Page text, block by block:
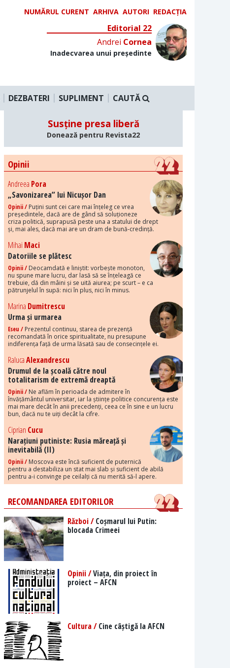
NUMĂRUL CURENT ARHIVA AUTORI REDACȚIA
Editorial 22
Andrei Cornea
Inadecvarea unui președinte
DEZBATERI SUPLIMENT CAUTĂ
Susține presa liberă
Donează pentru Revista22
Opinii
Andreea Pora
„Savonizarea” lui Nicușor Dan
Opinii / Puțini sunt cei care mai înțeleg ce vrea
președintele, dacă are de gând să soluționeze
criza politică, suprapusă peste una a statului de drept
și, mai ales, dacă mai are un dram de bună-credință.
Mihai Maci
Datoriile se plătesc
Opinii / Deocamdată e liniștit: vorbește monoton,
nu spune mare lucru, dar lasă să se înțeleagă ce
trebuie, dă din mâini și se uită aiurea; pe scurt – e ca
pătrunjelul în supă: nici în plus, nici în minus.
Marina Dumitrescu
Urma și urmarea
Eseu / Prezentul continuu, starea de prezență
recomandată în orice spiritualitate, nu presupune
indiferența față de urma lăsată sau de consecințele ei.
RalucaAlexandrescu
Drumul de la școală către noul
totalitarism de extremă dreaptă
Opinii / Ne aflăm în perioada de admitere în
învățământul universitar, iar la științe politice concurența este
mai mare decât în anii precedenți, ceea ce în sine e un lucru
bun, dacă nu te uiți decât la cifre.
Ciprian Cucu
Narațiuni putiniste: Rusia măreață și
inevitabilă (II)
Opinii / Moscova este încă suficient de puternică
pentru a destabiliza un stat mai slab și suficient de abilă
pentru a-i convinge pe ceilalți că nu merită să-l apere.
RECOMANDAREA EDITORILOR
Război /Coșmarul lui Putin:
blocada Crimeei
Opinii /Viața, din proiect în
proiect – AFCN
Cultura /Cine câștigă la AFCN